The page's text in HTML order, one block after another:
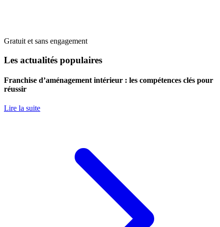
Gratuit et sans engagement
Les actualités populaires
Franchise d’aménagement intérieur : les compétences clés pour
réussir
Lire la suite